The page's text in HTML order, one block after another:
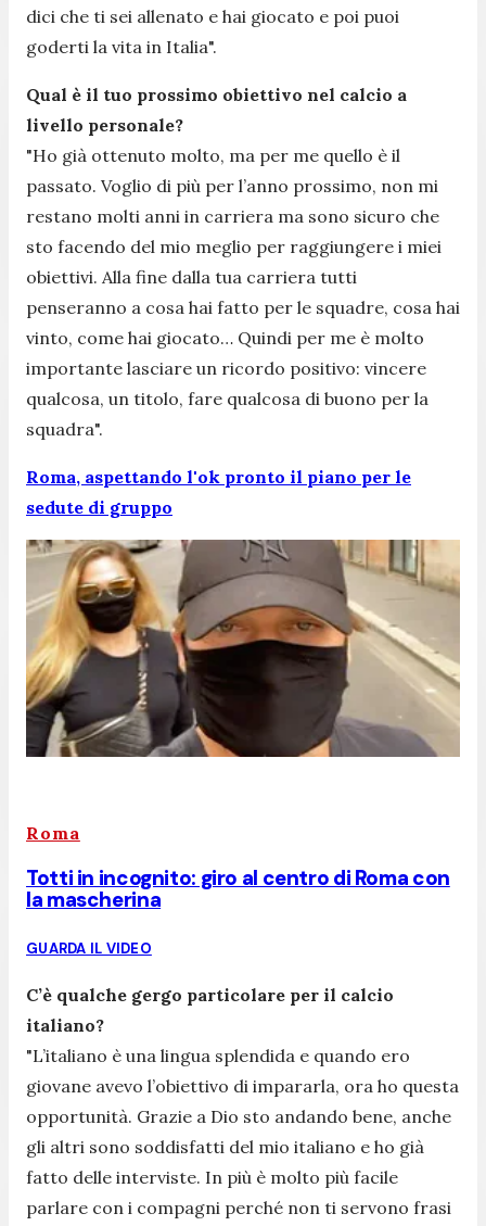
dici che ti sei allenato e hai giocato e poi puoi
goderti la vita in Italia".
Qual è il tuo prossimo obiettivo nel calcio a
livello personale?
"Ho già ottenuto molto, ma per me quello è il
passato. Voglio di più per l’anno prossimo, non mi
restano molti anni in carriera ma sono sicuro che
sto facendo del mio meglio per raggiungere i miei
obiettivi. Alla fine dalla tua carriera tutti
penseranno a cosa hai fatto per le squadre, cosa hai
vinto, come hai giocato… Quindi per me è molto
importante lasciare un ricordo positivo: vincere
qualcosa, un titolo, fare qualcosa di buono per la
squadra".
Roma, aspettando l'ok pronto il piano per le
sedute di gruppo
Roma
Totti in incognito: giro al centro di Roma con
la mascherina
GUARDA IL VIDEO
C’è qualche gergo particolare per il calcio
italiano?
"L’italiano è una lingua splendida e quando ero
giovane avevo l’obiettivo di impararla, ora ho questa
opportunità. Grazie a Dio sto andando bene, anche
gli altri sono soddisfatti del mio italiano e ho già
fatto delle interviste. In più è molto più facile
parlare con i compagni perché non ti servono frasi